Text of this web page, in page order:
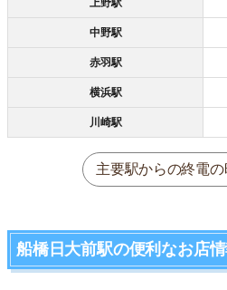
上野駅
中野駅
赤羽駅
横浜駅
川崎駅
主要駅からの終電
船橋日大前駅の便利なお店